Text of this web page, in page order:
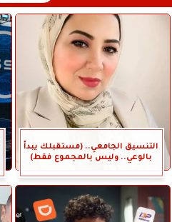
التنسيق الجامعي.. (مستقبلك يبدأ
بالوعي.. وليس بالمجموع فقط)